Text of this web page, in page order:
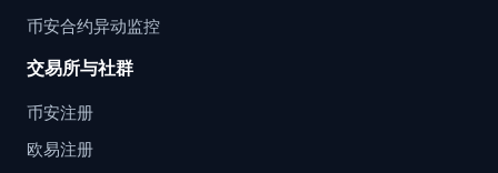
币安合约异动监控
交易所与社群
币安注册
欧易注册